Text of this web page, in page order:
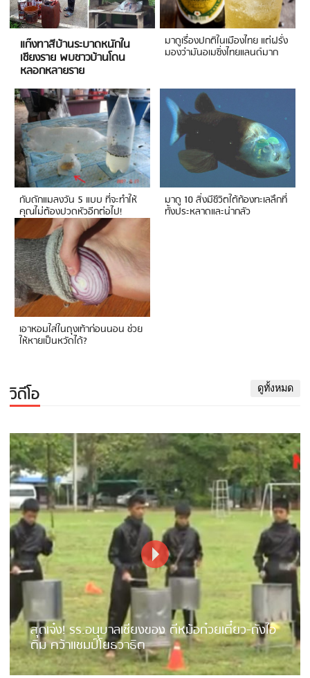
แก๊งทาสีบ้านระบาดหนักใน
เชียงราย พบชาวบ้านโดน
หลอกหลายราย
มาดูเรื่องปกติในเมืองไทย แต่ฝรั่ง
มองว่ามันอเมซิ่งไทยแลนด์มาก
กับดักแมลงวัน 5 แบบ ที่จะทำให้
คุณไม่ต้องปวดหัวอีกต่อไป!
มาดู 10 สิ่งมีชีวิตใต้ท้องทะเลลึกที่
ทั้งประหลาดและน่ากลัว
เอาหอมใส่ในถุงเท้าก่อนนอน ช่วย
ให้หายเป็นหวัดได้?
วิดีโอ ดูทั้งหมด
สุดเจ๋ง! รร.อนุบาลเชียงของ ตีหม้อก๋วยเตี๋ยว-ถังไอ
ติม คว้าแชมป์โยธวาธิต